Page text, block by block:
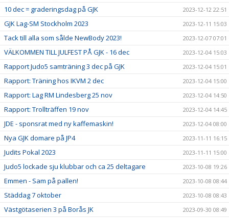
10 dec = graderingsdag på GJK 2023-12-12 22:51
GJK Lag-SM Stockholm 2023 2023-12-11 15:03
Tack till alla som sålde NewBody 2023! 2023-12-07 07:01
VÄLKOMMEN TILL JULFEST PÅ GJK - 16 dec 2023-12-04 15:03
Rapport Judo5 samträning 3 dec på GJK 2023-12-04 15:01
Rapport: Träning hos IKVM 2 dec 2023-12-04 15:00
Rapport: Lag RM Lindesberg 25 nov 2023-12-04 14:50
Rapport: Trollträffen 19 nov 2023-12-04 14:45
JDE - sponsrat med ny kaffemaskin! 2023-12-04 08:00
Nya GJK domare på JP4 2023-11-11 16:15
Judits Pokal 2023 2023-11-11 15:00
Judo5 lockade sju klubbar och ca 25 deltagare 2023-10-08 19:26
Emmen - Sam på pallen! 2023-10-08 08:44
Städdag 7 oktober 2023-10-08 08:43
Västgötaserien 3 på Borås JK 2023-09-30 08:49